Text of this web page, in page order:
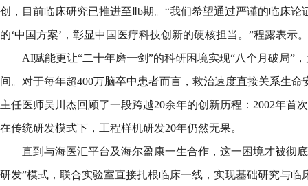
创，目前临床研究已推进至Ⅱb期。“我们希望通过严谨的临床论
的‘中国方案’，彰显中国医疗科技创新的硬核担当。”程露表示。
AI赋能更让“二十年磨一剑”的科研困境实现“八个月破局”
间。对于每年超400万脑卒中患者而言，救治速度直接关系生
主任医师吴川杰回顾了一段跨越20余年的创新历程：2002年首
在传统研发模式下，工程样机研发20年仍然无果。
直到与海医汇平台及海尔盈康一生合作，这一困境才被彻
研发”模式，联合实验室直接扎根临床一线，实现基础研究与临